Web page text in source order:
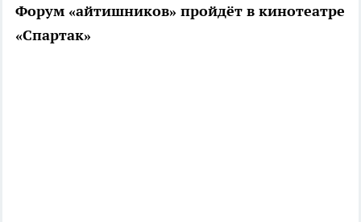
Форум «айтишников» пройдёт в кинотеатре
«Спартак»